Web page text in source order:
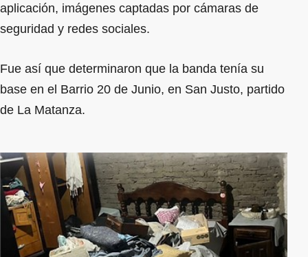
aplicación, imágenes captadas por cámaras de
seguridad y redes sociales.
Fue así que determinaron que la banda tenía su
base en el Barrio 20 de Junio, en San Justo, partido
de La Matanza.